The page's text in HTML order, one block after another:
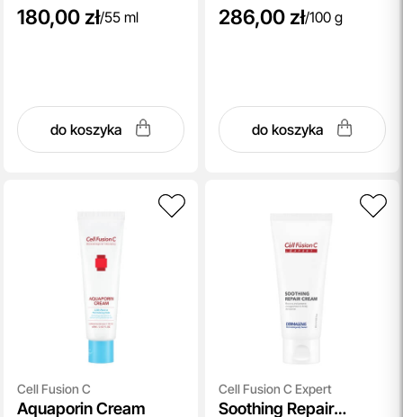
180,00 zł/55 ml
do koszyka
286,00 zł/100 g
do koszyka
Cell Fusion C
Aquaporin Cream
Cell Fusion C Expert
Soothing Repair